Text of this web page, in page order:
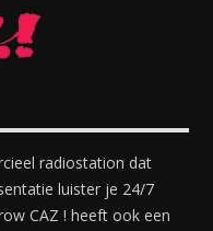
radiostation dat
luister je 24/7
CAZ ! heeft ook een